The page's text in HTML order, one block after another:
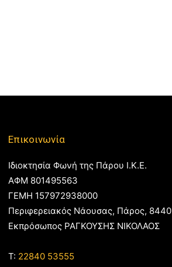
Επικοινωνία
Ιδιοκτησία Φωνή της Πάρου Ι.Κ.Ε.
ΑΦΜ 801495563
ΓΕΜΗ 157972938000
Περιφερειακός Νάουσας, Πάρος,
Εκπρόσωπος ΡΑΓΚΟΥΣΗΣ ΝΙΚΟΛΑΟΣ
T: 22840 53555